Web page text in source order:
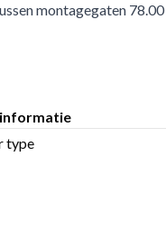
montagegaten 78.00
type